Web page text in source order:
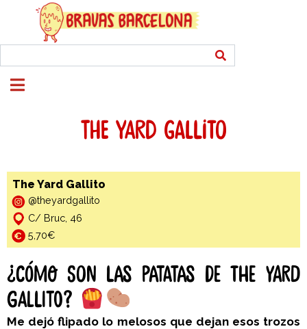
THE YARD GALLITO
The Yard Gallito
@theyardgallito
C/ Bruc, 46
5,70€
¿Cómo son las patatas de The Yard
Gallito?
Me dejó flipado lo melosos que dejan esos trozos